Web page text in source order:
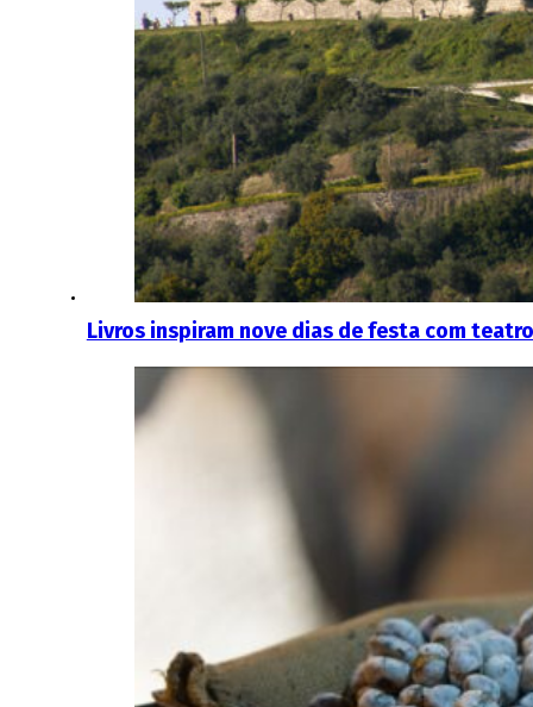
Livros inspiram nove dias de festa com